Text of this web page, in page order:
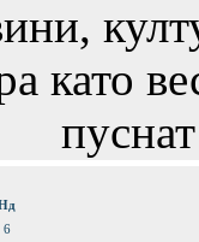
като
6